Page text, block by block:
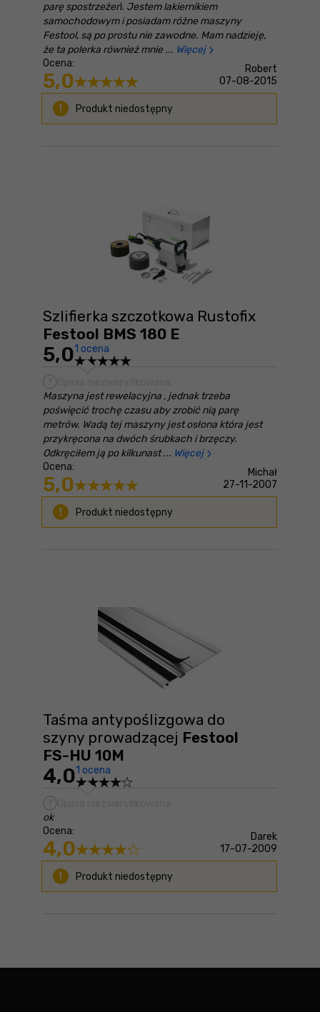
parę spostrzeżeń. Jestem lakiernikiem
samochodowym i posiadam różne maszyny
Festool, są po prostu nie zawodne. Mam nadzieję,
że ta polerka również mnie
Więcej
Ocena:
5,0
Robert
07-08-2015
Produkt niedostępny
Szlifierka szczotkowa Rustofix
Festool BMS 180 E
5,01 ocena
Maszyna jest rewelacyjna , jednak trzeba
poświęcić trochę czasu aby zrobić nią parę
metrów. Wadą tej maszyny jest osłona która jest
przykręcona na dwóch śrubkach i brzęczy.
Odkręciłem ją po kilkunast
Więcej
Ocena:
5,0
Michał
27-11-2007
Produkt niedostępny
Taśma antypoślizgowa do
szyny prowadzącej Festool
FS-HU 10M
4,01 ocena
ok
Ocena:
4,0
Darek
17-07-2009
Produkt niedostępny